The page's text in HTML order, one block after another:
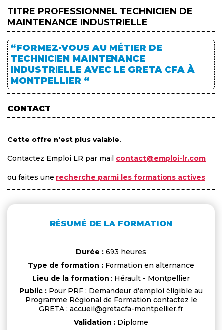
TITRE PROFESSIONNEL TECHNICIEN DE
MAINTENANCE INDUSTRIELLE
“FORMEZ-VOUS AU MÉTIER DE
TECHNICIEN MAINTENANCE
INDUSTRIELLE AVEC LE GRETA CFA À
MONTPELLIER “
CONTACT
Cette offre n'est plus valable.
Contactez Emploi LR par mail contact@emploi-lr.com
ou faites une recherche parmi les formations actives
RÉSUMÉ DE LA FORMATION
Durée : 693 heures
Type de formation : Formation en alternance
Lieu de la formation : Hérault - Montpellier
Public : Pour PRF : Demandeur d’emploi éligible au
Programme Régional de Formation contactez le
GRETA : accueil@gretacfa-montpellier.fr
Validation : Diplome